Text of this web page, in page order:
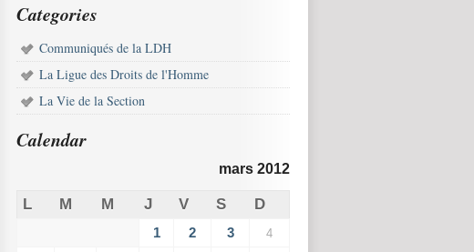
Categories
Communiqués de la LDH
La Ligue des Droits de l'Homme
La Vie de la Section
Calendar
mars 2012
L M M J V S D
1 2 3 4